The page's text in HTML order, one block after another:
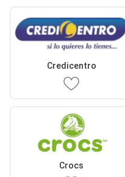
Credicentro
Crocs